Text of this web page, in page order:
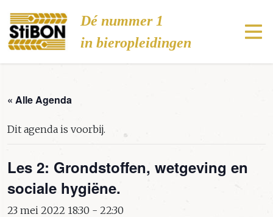
Stibon
Dé nummer 1
in bieropleidingen
« Alle Agenda
Dit agenda is voorbij.
Les 2: Grondstoffen, wetgeving en
sociale hygiëne.
23 mei 2022 18:30 - 22:30